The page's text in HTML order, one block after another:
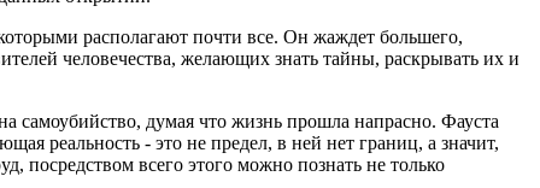
располагают почти все. Он жаждет большего,
человечества, желающих знать тайны, раскрывать их и
самоубийство, думая что жизнь прошла напрасно. Фауста
реальность - это не предел, в ней нет границ, а значит,
посредством всего этого можно познать не только